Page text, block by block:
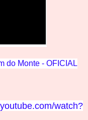
do Monte - OFICIAL
watch?